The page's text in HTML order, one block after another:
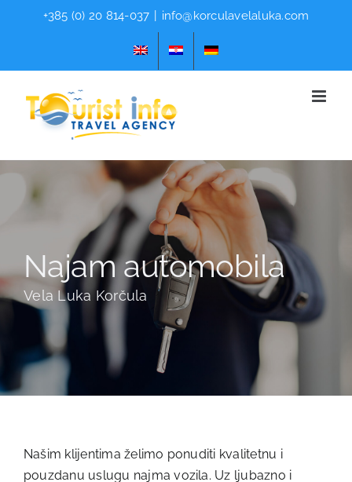
+385 (0) 20 814-037 info@korculavelaluka.com
Najam automobila
Vela Luka Korčula
Našim klijentima želimo ponuditi kvalitetnu i
pouzdanu uslugu najma vozila. Uz ljubazno i